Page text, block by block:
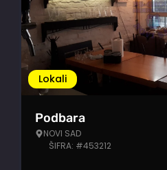
Lokali
Podbara
NOVI SAD
ŠIFRA: #453212